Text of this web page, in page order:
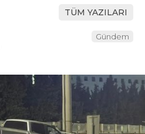
TÜM YAZILARI
Gündem